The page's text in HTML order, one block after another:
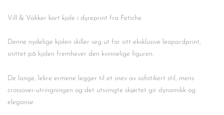
var:
er:
Vill & Vakker kort kjole i dyreprint fra Fetiche.
Denne nydelige kjolen skiller seg ut for sitt eksklusive leopardprint,
snittet på kjolen fremhever den kvinnelige figuren.
De lange, lekre ermene legger til et snev av sofistikert stil, mens
crossover-utringningen og det utsvingte skjørtet gir dynamikk og
eleganse.